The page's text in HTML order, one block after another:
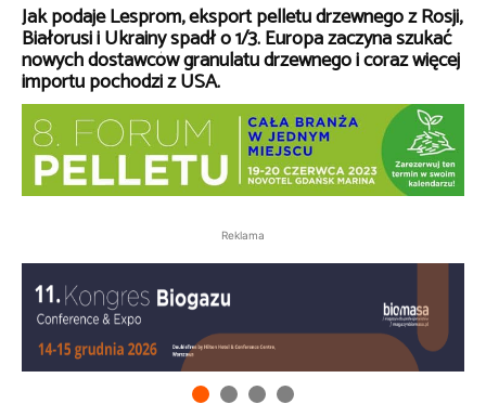
Jak podaje Lesprom, eksport pelletu drzewnego z Rosji,
Białorusi i Ukrainy spadł o 1/3. Europa zaczyna szukać
nowych dostawców granulatu drzewnego i coraz więcej
importu pochodzi z USA.
Reklama